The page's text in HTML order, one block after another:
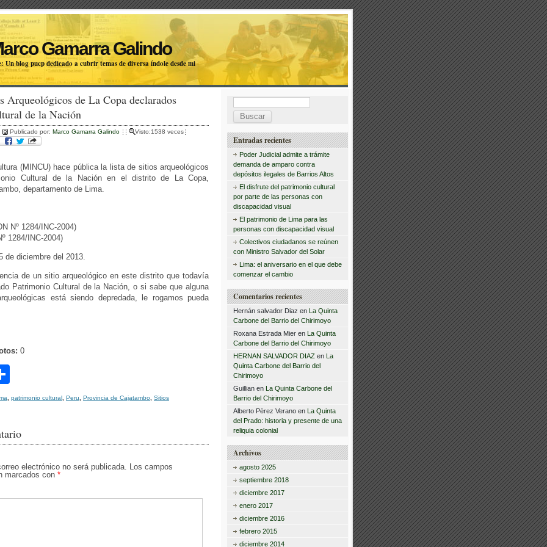
Gamarra Galindo
Un blog pucp dedicado a cubrir temas de diversa índole desde mi
Arqueológicos de La Copa declarados
de la Nación
Publicado por: Marco Gamarra Galindo Visto:1538 veces
(MINCU) hace pública la lista de sitios arqueológicos
Cultural de la Nación en el distrito de La Copa,
departamento de Lima.
Nº 1284/INC-2004)
1284/INC-2004)
de diciembre del 2013.
de un sitio arqueológico en este distrito que todavía
Patrimonio Cultural de la Nación, o si sabe que alguna
está siendo depredada, le rogamos pueda
0
o
p
tir
patrimonio cultural Peru Provincia de Cajatambo Sitios
electrónico no será publicada. Los campos
marcados con *
B
u
s
c
a
r
:
Entradas recientes
Poder Judicial admite a trámite
demanda de amparo contra
depósitos ilegales de Barrios Altos
El disfrute del patrimonio cultural
por parte de las personas con
discapacidad visual
El patrimonio de Lima para las
personas con discapacidad visual
Colectivos ciudadanos se reúnen
con Ministro Salvador del Solar
Lima: el aniversario en el que debe
comenzar el cambio
Comentarios recientes
Hernán salvador Diaz en La Quinta
Carbone del Barrio del Chirimoyo
Roxana Estrada Mier en La Quinta
Carbone del Barrio del Chirimoyo
HERNAN SALVADOR DIAZ en La
Quinta Carbone del Barrio del
Chirimoyo
Guillian en La Quinta Carbone del
Barrio del Chirimoyo
Alberto Pèrez Verano en La Quinta
del Prado: historia y presente de una
reliquia colonial
Archivos
agosto 2025
septiembre 2018
diciembre 2017
enero 2017
diciembre 2016
febrero 2015
diciembre 2014